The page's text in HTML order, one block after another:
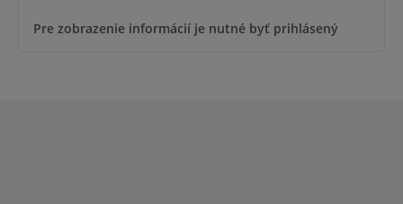
Pre zobrazenie informácií je nutné byť prihlásený